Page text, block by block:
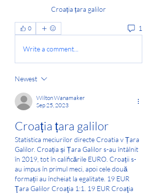
Croația țara galilor
0 1
Write a comment...
Newest
Wilton Wanamaker
Sep 25, 2023
Croația țara galilor
Statistica meciurilor directe Croatia v Țara
Galilor. Croația și Țara Galilor s-au întâlnit
în 2019, tot în calificările EURO. Croații s-
au impus în primul meci, apoi cele două
formații au încheiat la egalitate. 19 EUR
Ţara Galilor Croaţia 1:1. 19 EUR Croaţia